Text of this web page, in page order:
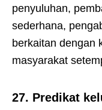
penyuluhan,
sederhana,
berkaitan dengan
masyarakat
27. Predikat